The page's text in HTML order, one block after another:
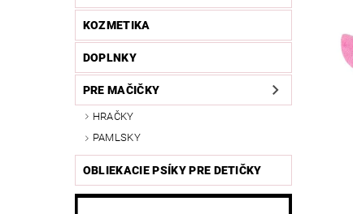
KOZMETIKA
DOPLNKY
PRE MAČIČKY
HRAČKY
PAMLSKY
OBLIEKACIE PSÍKY PRE DETIČKY